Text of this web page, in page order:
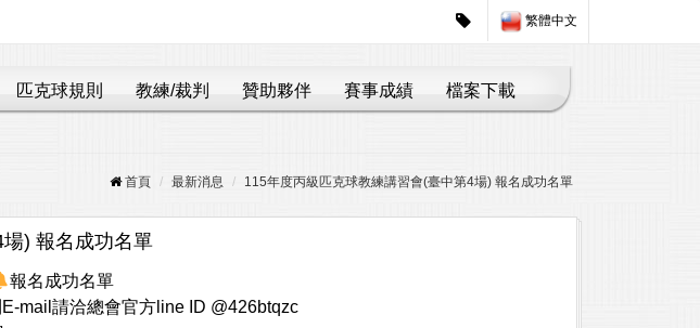
繁體中文
匹克球規則 教練/裁判 贊助夥伴 賽事成績 檔案下載
首頁 最新消息 115年度丙級匹克球教練講習會(臺中第4場) 報名成功名單
) 報名成功名單
報名成功名單
mail請洽總會官方line ID @426btqzc